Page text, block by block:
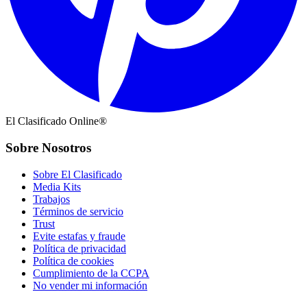
El Clasificado Online®
Sobre Nosotros
Sobre El Clasificado
Media Kits
Trabajos
Términos de servicio
Trust
Evite estafas y fraude
Política de privacidad
Política de cookies
Cumplimiento de la CCPA
No vender mi información